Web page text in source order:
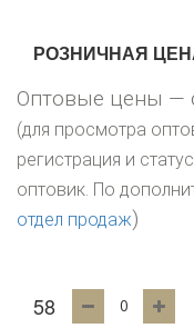
РОЗНИЧНАЯ
Оптовые цены —
(для просмотра
регистрация и
оптовик. По
отдел продаж)
58